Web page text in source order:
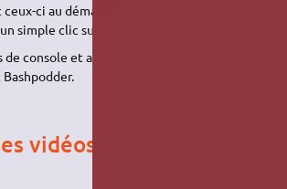
ci au démarrage de l'application puis de
simple clic sur l'iPod.
de console et autre ligne de commande, il
vidéos pour l'iPod